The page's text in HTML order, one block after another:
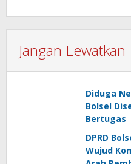
Jangan Lewatkan
Diduga
Bolsel
Bertugas
DPRD
Wujud